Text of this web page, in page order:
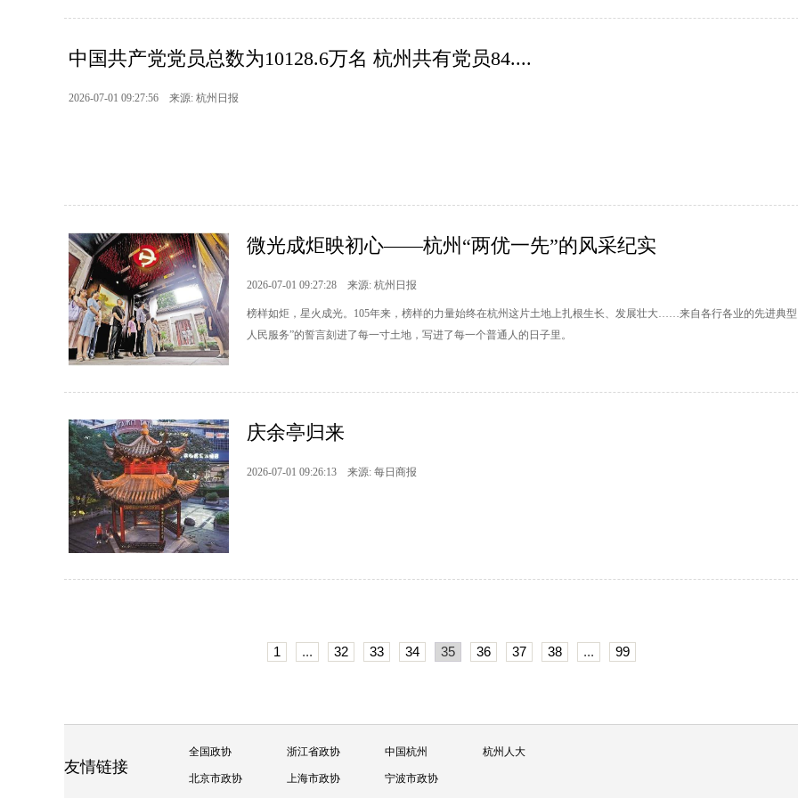
中国共产党党员总数为10128.6万名 杭州共有党员84....
2026-07-01 09:27:56 来源: 杭州日报
微光成炬映初心——杭州“两优一先”的风采纪实
2026-07-01 09:27:28 来源: 杭州日报
榜样如炬，星火成光。105年来，榜样的力量始终在杭州这片土地上扎根生长、发展壮大……来自各行各业的先进典型
人民服务”的誓言刻进了每一寸土地，写进了每一个普通人的日子里。
庆余亭归来
2026-07-01 09:26:13 来源: 每日商报
1 ... 32 33 34 35 36 37 38 ... 99
友情链接
全国政协 浙江省政协 中国杭州 杭州人大
北京市政协 上海市政协 宁波市政协